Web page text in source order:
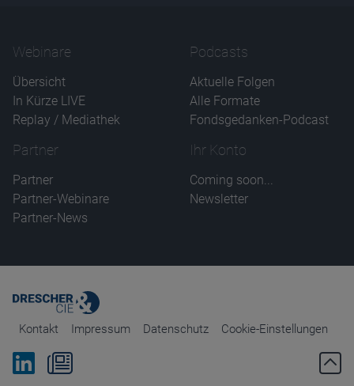
Webinare
Übersicht
In Kürze LIVE
Replay / Mediathek
Podcasts
Aktuelle Folgen
Alle Formate
Fondsgedanken-Podcast
Partner
Partner
Partner-Webinare
Partner-News
Ihr Konto
Coming soon...
Newsletter
Kontakt Impressum Datenschutz Cookie-Einstellungen
Bei Linkedin folgen
Zum Newsletter anmelden